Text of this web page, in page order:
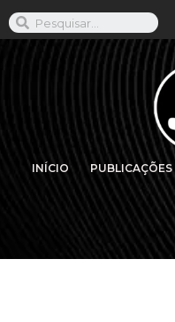
INÍCIO PUBLICAÇÕES